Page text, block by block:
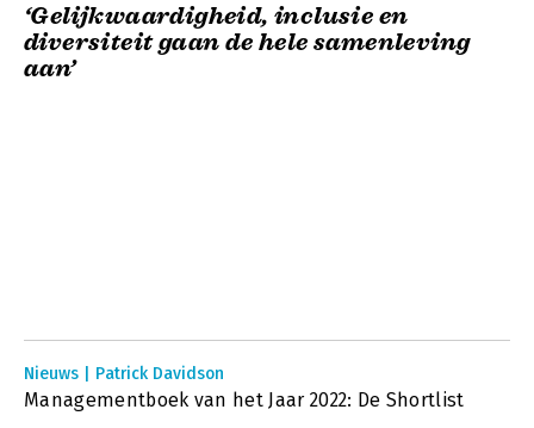
‘Gelijkwaardigheid, inclusie en
diversiteit gaan de hele samenleving
aan’
Nieuws | Patrick Davidson
Managementboek van het Jaar 2022: De Shortlist